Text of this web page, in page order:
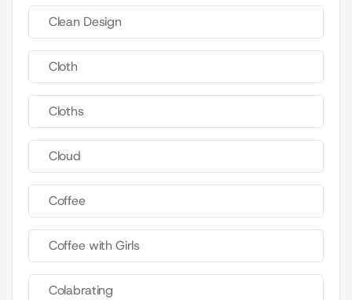
Clean Design
Cloth
Cloths
Cloud
Coffee
Coffee with Girls
Colabrating